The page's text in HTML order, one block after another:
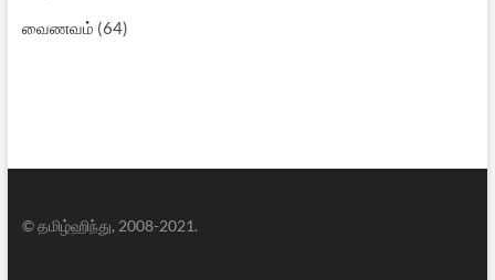
வைணவம் (64)
© தமிழ்ஹிந்து, 2008-2021.